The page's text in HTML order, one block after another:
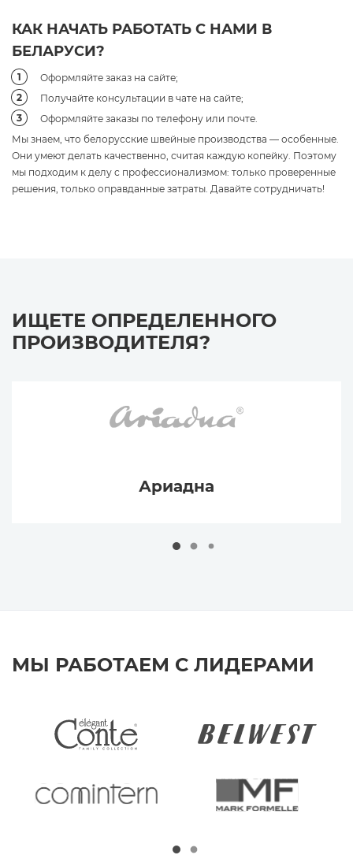
КАК НАЧАТЬ РАБОТАТЬ С НАМИ В
БЕЛАРУСИ?
Оформляйте заказ на сайте;
Получайте консультации в чате на сайте;
Оформляйте заказы по телефону или почте.
Мы знаем, что белорусские швейные производства — особенные.
Они умеют делать качественно, считая каждую копейку. Поэтому
мы подходим к делу с профессионализмом: только проверенные
решения, только оправданные затраты. Давайте сотрудничать!
ИЩЕТЕ ОПРЕДЕЛЕННОГО
ПРОИЗВОДИТЕЛЯ?
Ариадна
МЫ РАБОТАЕМ С ЛИДЕРАМИ